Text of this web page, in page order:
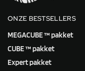
ONZE BESTSELLERS
MEGACUBE ™ pakket
CUBE ™ pakket
Expert pakket